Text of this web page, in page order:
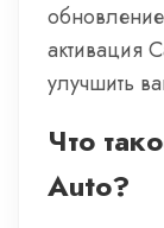
активация
улучшить
Что
Auto?